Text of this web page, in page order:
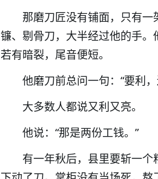
那磨刀匠没有铺面，只有
镰、剔骨刀，大半经过他的手
若有暗裂，尾音便短。
他磨刀前总问一句：“要利
大多数人都说又利又亮。
他说：“那是两份工钱。”
有一年秋后，县里要斩一